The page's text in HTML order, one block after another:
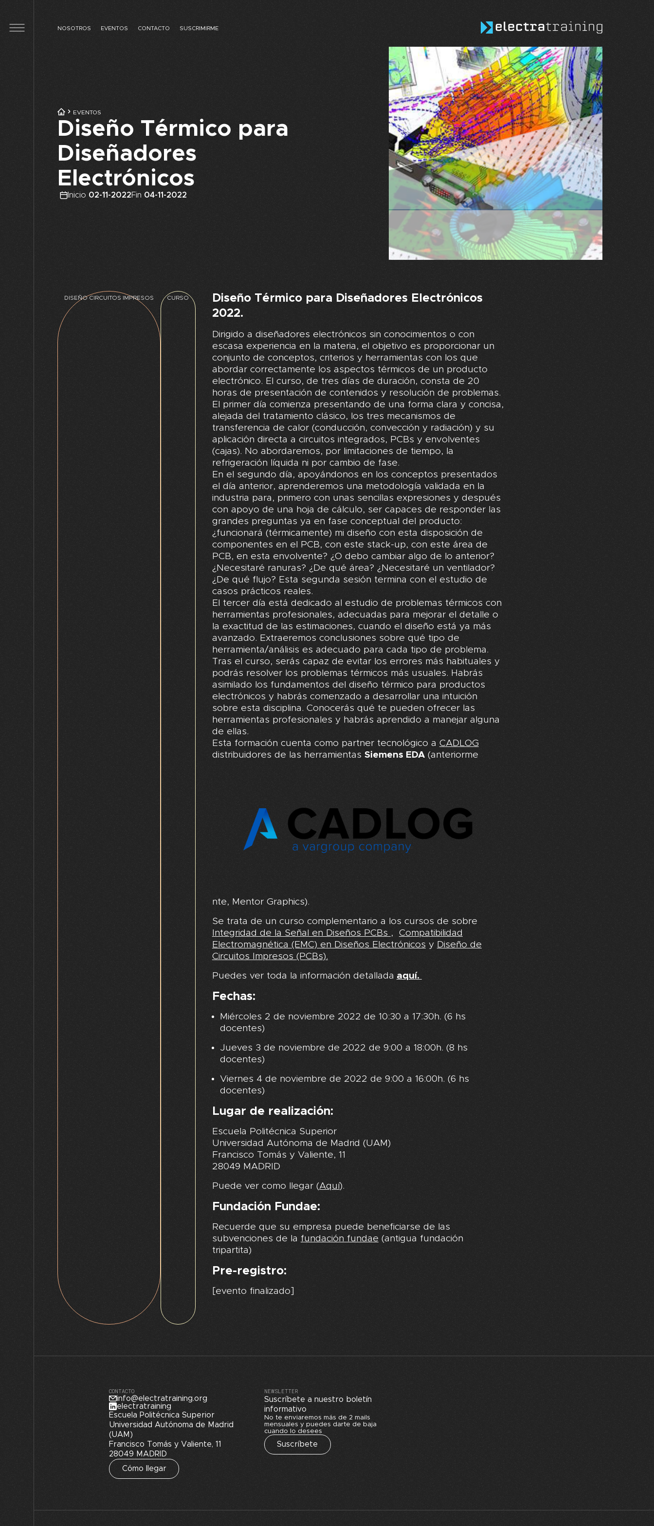
NOSOTROS EVENTOS CONTACTO SUSCRIMIRME
EVENTOS
Diseño Térmico para
Diseñadores
Electrónicos
Inicio 02-11-2022Fin 04-11-2022
Diseño Térmico para Diseñadores Electrónicos
2022.
Dirigido a diseñadores electrónicos sin conocimientos o con
escasa experiencia en la materia, el objetivo es proporcionar un
conjunto de conceptos, criterios y herramientas con los que
abordar correctamente los aspectos térmicos de un producto
electrónico. El curso, de tres días de duración, consta de 20
horas de presentación de contenidos y resolución de problemas.
El primer día comienza presentando de una forma clara y concisa,
alejada del tratamiento clásico, los tres mecanismos de
transferencia de calor (conducción, convección y radiación) y su
aplicación directa a circuitos integrados, PCBs y envolventes
(cajas). No abordaremos, por limitaciones de tiempo, la
refrigeración líquida ni por cambio de fase.
En el segundo día, apoyándonos en los conceptos presentados
el día anterior, aprenderemos una metodología validada en la
industria para, primero con unas sencillas expresiones y después
con apoyo de una hoja de cálculo, ser capaces de responder las
grandes preguntas ya en fase conceptual del producto:
¿funcionará (térmicamente) mi diseño con esta disposición de
componentes en el PCB, con este stack-up, con este área de
PCB, en esta envolvente? ¿O debo cambiar algo de lo anterior?
¿Necesitaré ranuras? ¿De qué área? ¿Necesitaré un ventilador?
¿De qué flujo? Esta segunda sesión termina con el estudio de
casos prácticos reales.
El tercer día está dedicado al estudio de problemas térmicos con
herramientas profesionales, adecuadas para mejorar el detalle o
la exactitud de las estimaciones, cuando el diseño está ya más
avanzado. Extraeremos conclusiones sobre qué tipo de
herramienta/análisis es adecuado para cada tipo de problema.
Tras el curso, serás capaz de evitar los errores más habituales y
podrás resolver los problemas térmicos más usuales. Habrás
asimilado los fundamentos del diseño térmico para productos
electrónicos y habrás comenzado a desarrollar una intuición
sobre esta disciplina. Conocerás qué te pueden ofrecer las
herramientas profesionales y habrás aprendido a manejar alguna
de ellas.
Esta formación cuenta como partner tecnológico a CADLOG
distribuidores de las herramientas Siemens EDA(anteriorme
nte, Mentor Graphics).
Se trata de un curso complementario a los cursos de sobre
Integridad de la Señal en Diseños PCBs , Compatibilidad
Electromagnética (EMC) en Diseños Electrónicos y Diseño de
Circuitos Impresos (PCBs).
Puedes ver toda la información detallada aquí.
Fechas:
Miércoles 2 de noviembre 2022 de 10:30 a 17:30h. (6 hs
docentes)
Jueves 3 de noviembre de 2022 de 9:00 a 18:00h. (8 hs
docentes)
Viernes 4 de noviembre de 2022 de 9:00 a 16:00h. (6 hs
docentes)
Lugar de realización:
Escuela Politécnica Superior
Universidad Autónoma de Madrid (UAM)
Francisco Tomás y Valiente, 11
28049 MADRID
Puede ver como llegar (Aquí).
Fundación Fundae:
Recuerde que su empresa puede beneficiarse de las
subvenciones de la fundación fundae (antigua fundación
tripartita)
Pre-registro:
[evento finalizado]
DISEÑO CIRCUITOS IMPRESOS CURSO
CONTACTO
info@electratraining.org
electratraining
Escuela Politécnica Superior
Universidad Autónoma de Madrid
(UAM)
Francisco Tomás y Valiente, 11
28049 MADRID
Cómo llegar
NEWSLETTER
Suscríbete a nuestro boletín
informativo
No te enviaremos más de 2 mails
mensuales y puedes darte de baja
cuando lo desees
Suscríbete